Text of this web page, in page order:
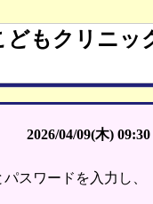
どもクリニッ
2026/04/09(木) 09:30
パスワードを入力し